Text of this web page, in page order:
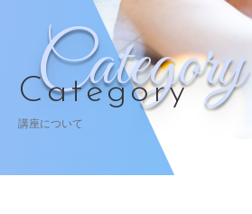
Category
Category
講座について